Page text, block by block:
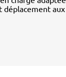
aux